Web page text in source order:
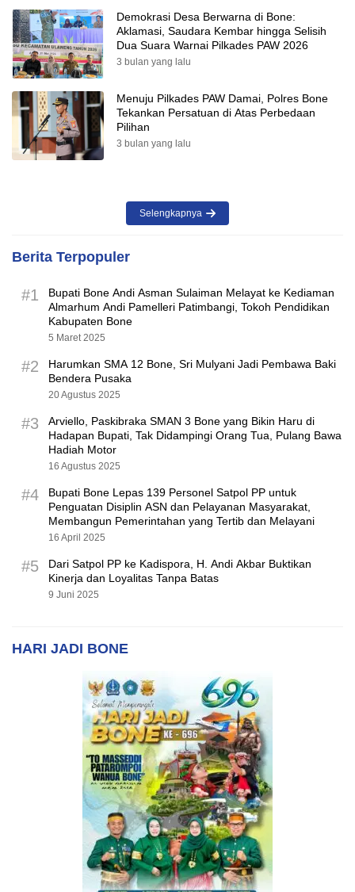
Demokrasi Desa Berwarna di Bone:
Aklamasi, Saudara Kembar hingga Selisih
Dua Suara Warnai Pilkades PAW 2026
3 bulan yang lalu
Menuju Pilkades PAW Damai, Polres Bone
Tekankan Persatuan di Atas Perbedaan
Pilihan
3 bulan yang lalu
Selengkapnya
Berita Terpopuler
#1
Bupati Bone Andi Asman Sulaiman Melayat ke Kediaman
Almarhum Andi Pamelleri Patimbangi, Tokoh Pendidikan
Kabupaten Bone
5 Maret 2025
#2
Harumkan SMA 12 Bone, Sri Mulyani Jadi Pembawa Baki
Bendera Pusaka
20 Agustus 2025
#3
Arviello, Paskibraka SMAN 3 Bone yang Bikin Haru di
Hadapan Bupati, Tak Didampingi Orang Tua, Pulang Bawa
Hadiah Motor
16 Agustus 2025
#4
Bupati Bone Lepas 139 Personel Satpol PP untuk
Penguatan Disiplin ASN dan Pelayanan Masyarakat,
Membangun Pemerintahan yang Tertib dan Melayani
16 April 2025
#5
Dari Satpol PP ke Kadispora, H. Andi Akbar Buktikan
Kinerja dan Loyalitas Tanpa Batas
9 Juni 2025
HARI JADI BONE